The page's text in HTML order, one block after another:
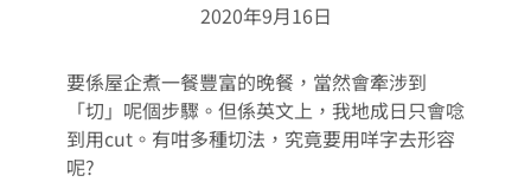
2020年9月16日
要係屋企煮一餐豐富的晚餐，當然會牽涉到
「切」呢個步驟。但係英文上，我地成日只會唸
到用cut。有咁多種切法，究竟要用咩字去形容
呢?